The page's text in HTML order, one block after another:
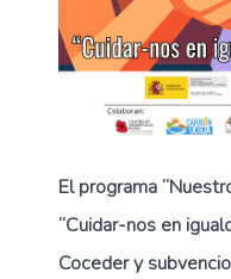
El programa
“Cuidar-nos en
Coceder y